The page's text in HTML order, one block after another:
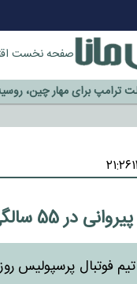
صفحه نخست
پرسپولیس
دور می‌زند؟
ترامپ برای مهار چین،
۲۱:۲۶
55 سالگی !
پرسپولیس روز گذشته شمع 55